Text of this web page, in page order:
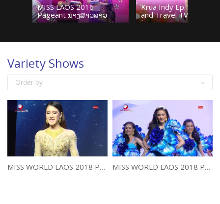
MISS LAOS 2016
Pageant ນາງສາວລາວ
Krua Indy Ep.1 Thai
and Travel TV Show
Variety Shows
Order by
MISS WORLD LAOS 2018 Part 2 MISS WORLD LAOS 2018 Part 1